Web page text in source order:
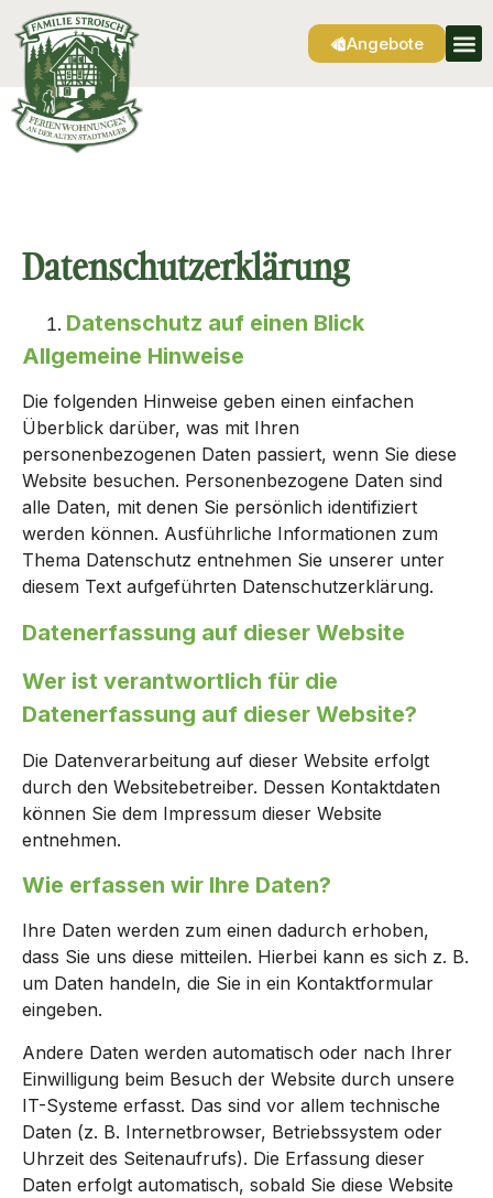
Angebote
Datenschutz­erklärung
Datenschutz auf einen Blick
Allgemeine Hinweise
Die folgenden Hinweise geben einen einfachen
Überblick darüber, was mit Ihren
personenbezogenen Daten passiert, wenn Sie diese
Website besuchen. Personenbezogene Daten sind
alle Daten, mit denen Sie persönlich identifiziert
werden können. Ausführliche Informationen zum
Thema Datenschutz entnehmen Sie unserer unter
diesem Text aufgeführten Datenschutzerklärung.
Datenerfassung auf dieser Website
Wer ist verantwortlich für die
Datenerfassung auf dieser Website?
Die Datenverarbeitung auf dieser Website erfolgt
durch den Websitebetreiber. Dessen Kontaktdaten
können Sie dem Impressum dieser Website
entnehmen.
Wie erfassen wir Ihre Daten?
Ihre Daten werden zum einen dadurch erhoben,
dass Sie uns diese mitteilen. Hierbei kann es sich z. B.
um Daten handeln, die Sie in ein Kontaktformular
eingeben.
Andere Daten werden automatisch oder nach Ihrer
Einwilligung beim Besuch der Website durch unsere
IT-Systeme erfasst. Das sind vor allem technische
Daten (z. B. Internetbrowser, Betriebssystem oder
Uhrzeit des Seitenaufrufs). Die Erfassung dieser
Daten erfolgt automatisch, sobald Sie diese Website